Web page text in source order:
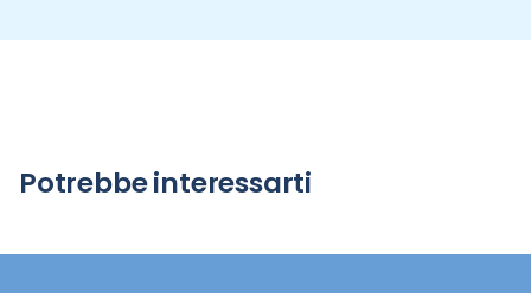
Potrebbe interessarti